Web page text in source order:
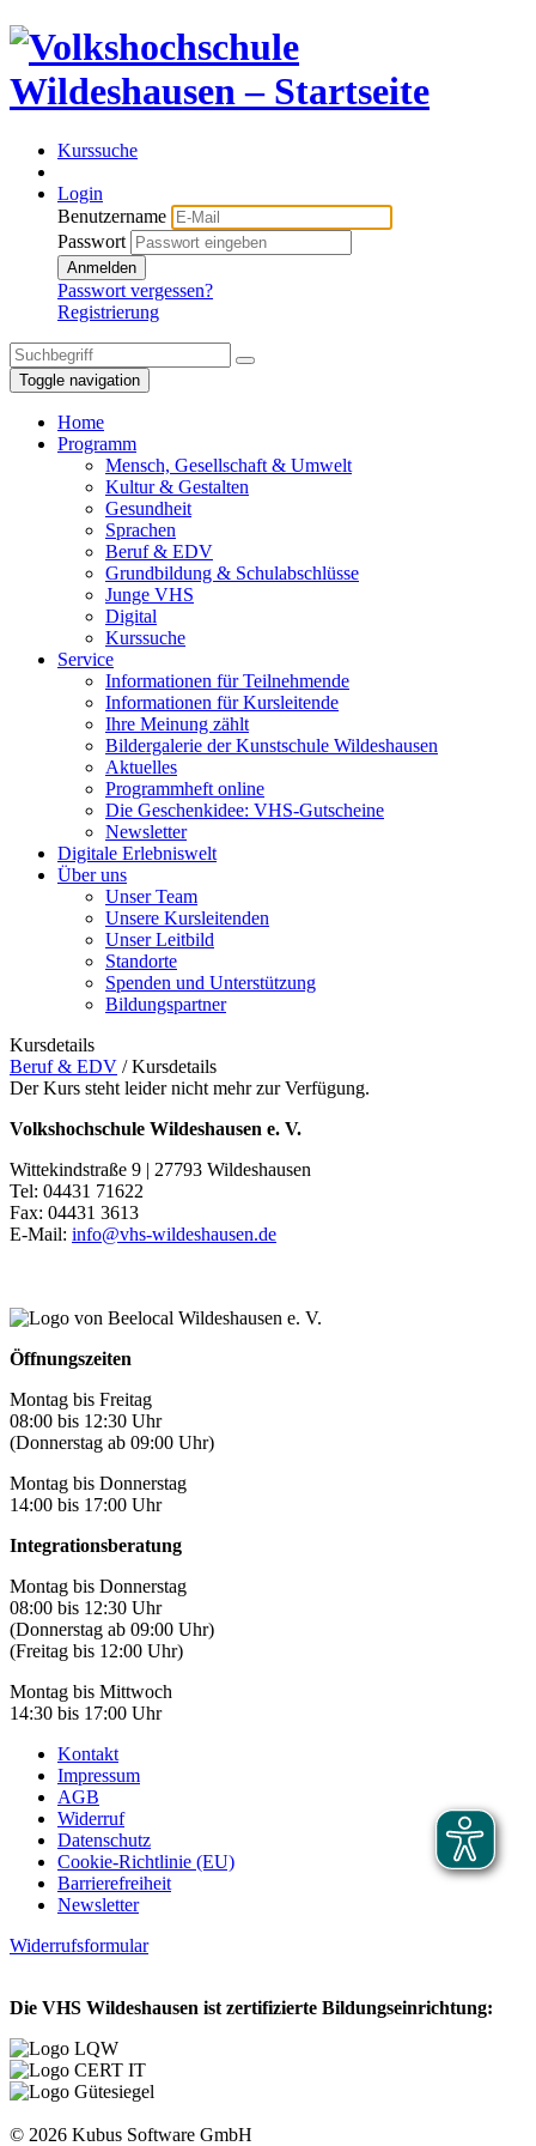
Kurssuche
Login
Benutzername
Passwort
Anmelden
Passwort vergessen?
Registrierung
Toggle navigation
Home
Programm
Mensch, Gesellschaft & Umwelt
Kultur & Gestalten
Gesundheit
Sprachen
Beruf & EDV
Grundbildung & Schulabschlüsse
Junge VHS
Digital
Kurssuche
Service
Informationen für Teilnehmende
Informationen für Kursleitende
Ihre Meinung zählt
Bildergalerie der Kunstschule Wildeshausen
Aktuelles
Programmheft online
Die Geschenkidee: VHS-Gutscheine
Newsletter
Digitale Erlebniswelt
Über uns
Unser Team
Unsere Kursleitenden
Unser Leitbild
Standorte
Spenden und Unterstützung
Bildungspartner
Kursdetails
Beruf & EDV /Kursdetails
Der Kurs steht leider nicht mehr zur Verfügung.
Volkshochschule Wildeshausen e. V.
Wittekindstraße 9 | 27793 Wildeshausen
Tel: 04431 71622
Fax: 04431 3613
E-Mail: info@vhs-wildeshausen.de
Öffnungszeiten
Montag bis Freitag
08:00 bis 12:30 Uhr
(Donnerstag ab 09:00 Uhr)
Montag bis Donnerstag
14:00 bis 17:00 Uhr
Integrationsberatung
Montag bis Donnerstag
08:00 bis 12:30 Uhr
(Donnerstag ab 09:00 Uhr)
(Freitag bis 12:00 Uhr)
Montag bis Mittwoch
14:30 bis 17:00 Uhr
Kontakt
Impressum
AGB
Widerruf
Datenschutz
Cookie-Richtlinie (EU)
Barrierefreiheit
Newsletter
Widerrufsformular
Die VHS Wildeshausen ist zertifizierte Bildungseinrichtung:
© 2026 Kubus Software GmbH